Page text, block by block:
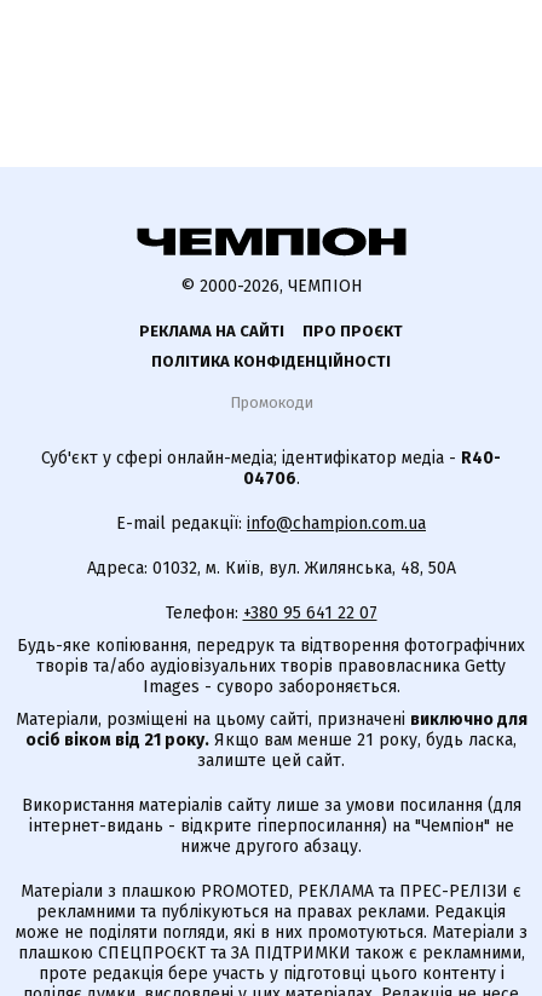
© 2000-2026, ЧЕМПІОН
РЕКЛАМА НА САЙТІ
ПРО ПРОЄКТ
ПОЛІТИКА КОНФІДЕНЦІЙНОСТІ
Промокоди
Суб'єкт у сфері онлайн-медіа; ідентифікатор медіа - R40-
04706.
E-mail редакції: info@champion.com.ua
Адреса: 01032, м. Київ, вул. Жилянська, 48, 50А
Телефон: +380 95 641 22 07
Будь-яке копіювання, передрук та відтворення фотографічних
творів та/або аудіовізуальних творів правовласника Getty
Images - суворо забороняється.
Матеріали, розміщені на цьому сайті, призначені виключно для
осіб віком від 21 року. Якщо вам менше 21 року, будь ласка,
залиште цей сайт.
Використання матеріалів сайту лише за умови посилання (для
інтернет-видань - відкрите гіперпосилання) на "Чемпіон" не
нижче другого абзацу.
Матеріали з плашкою PROMOTED, РЕКЛАМА та ПРЕС-РЕЛІЗИ є
рекламними та публікуються на правах реклами. Редакція
може не поділяти погляди, які в них промотуються. Матеріали з
плашкою СПЕЦПРОЄКТ та ЗА ПІДТРИМКИ також є рекламними,
проте редакція бере участь у підготовці цього контенту і